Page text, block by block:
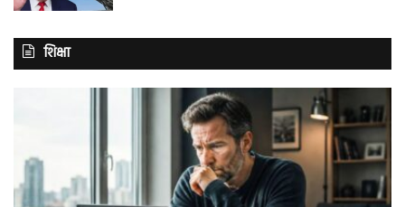
शिक्षा